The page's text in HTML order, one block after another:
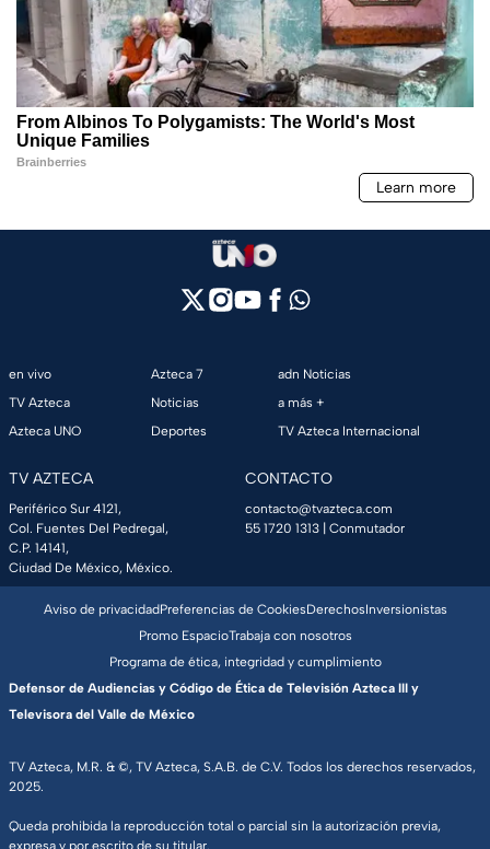
en vivo
TV Azteca
Azteca UNO
Azteca 7
Noticias
Deportes
adn Noticias
a más +
TV Azteca Internacional
TV AZTECA
Periférico Sur 4121,
Col. Fuentes Del Pedregal,
C.P. 14141,
Ciudad De México, México.
CONTACTO
contacto@tvazteca.com
55 1720 1313 | Conmutador
TV Azteca, M.R. & ©, TV Azteca, S.A.B. de C.V. Todos los derechos reservados,
2025.
Queda prohibida la reproducción total o parcial sin la autorización previa,
expresa y por escrito de su titular.
Aviso de privacidadPreferencias de CookiesDerechosInversionistas
Promo EspacioTrabaja con nosotros
Programa de ética, integridad y cumplimiento
Defensor de Audiencias y Código de Ética de Televisión Azteca III y
Televisora del Valle de México